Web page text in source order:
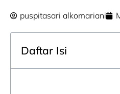
puspitasari alkomariani
Daftar Isi